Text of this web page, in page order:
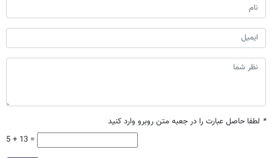
* لطفا حاصل عبارت را در جعبه متن روبرو وارد کنید
5 + 13 =